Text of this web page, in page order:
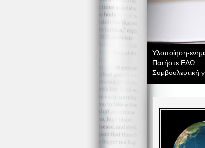
Υλοποίηση-
Πατήστε ΕΔΩ
Συμβουλευτική